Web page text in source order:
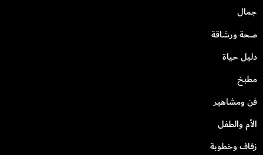
جمال
صحة ورشاقة
دليل حياة
مطبخ
فن ومشاهير
الأم والطفل
زفاف وخطوبة